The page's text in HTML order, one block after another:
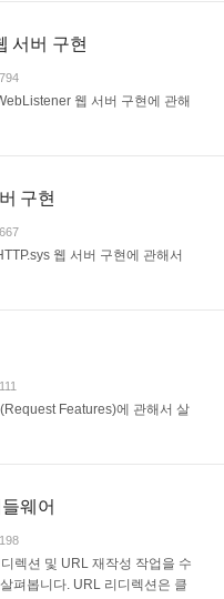
서버 구현
웹 서버 구현에 관해
구현
웹 서버 구현에 관해서
Features)에 관해서 살
웨어
렉션 및 URL 재작성 작업을 수
펴봅니다. URL 리디렉션은 클